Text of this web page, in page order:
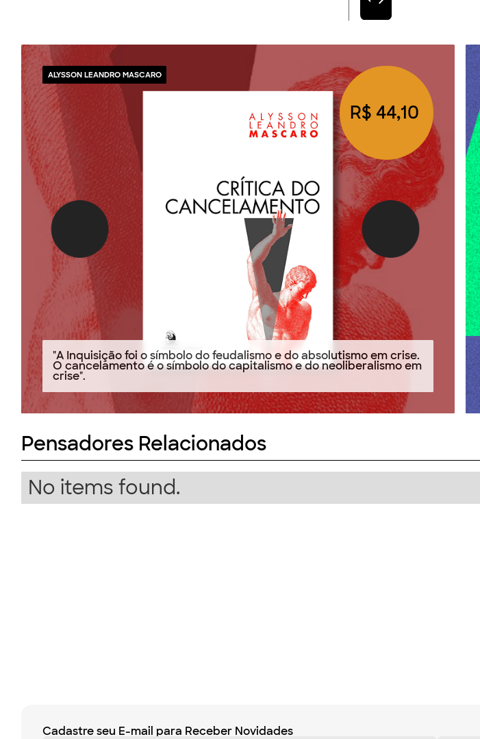
ALYSSON LEANDRO MASCARO
R$ 44,10
"A Inquisição foi o símbolo do feudalismo e do absolutismo em crise.
O cancelamento é o símbolo do capitalismo e do neoliberalismo em
crise".
Pensadores Relacionados
No items found.
Cadastre seu E-mail para Receber Novidades